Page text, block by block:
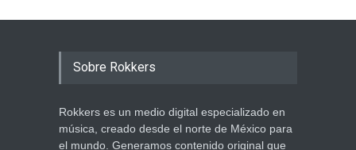
Sobre Rokkers
Rokkers es un medio digital especializado en
música, creado desde el norte de México para
el mundo. Generamos contenido original que